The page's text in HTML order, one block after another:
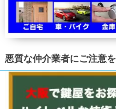
悪質な仲介業者にご注意を